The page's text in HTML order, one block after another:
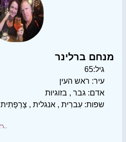
מנחם ברלינר
גיל:65
עיר: ראש העין
אדם: גבר , בזוגיות
שפות: עִברִית , אנגלית , צָרְפָתִית